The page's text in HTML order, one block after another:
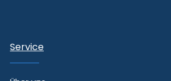
Service